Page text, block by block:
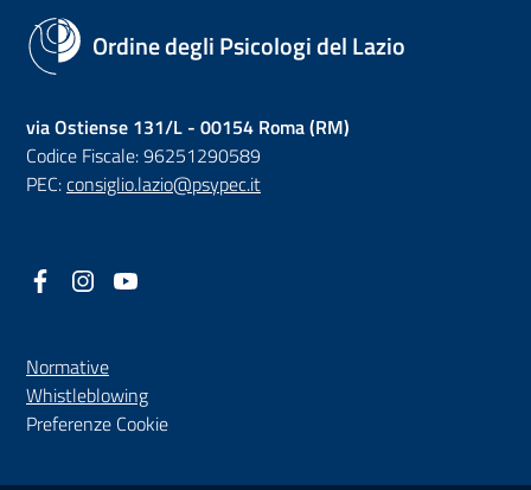
Ordine degli Psicologi del Lazio
via Ostiense 131/L - 00154 Roma (RM)
Codice Fiscale: 96251290589
PEC:consiglio.lazio@psypec.it
Facebook
(nuova scheda - new tab)
Instagram
(nuova scheda - new tab)
Normative
Whistleblowing(nuova scheda - new tab)
Preferenze Cookie